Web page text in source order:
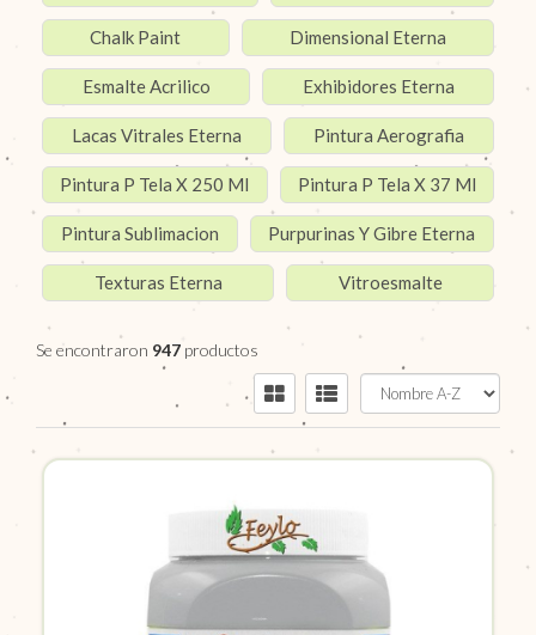
Chalk Paint Dimensional Eterna
Esmalte Acrilico Exhibidores Eterna
Lacas Vitrales Eterna Pintura Aerografia
Pintura P Tela X 250 Ml Pintura P Tela X 37 Ml
Pintura Sublimacion Purpurinas Y Gibre Eterna
Texturas Eterna Vitroesmalte
Se encontraron 947 productos